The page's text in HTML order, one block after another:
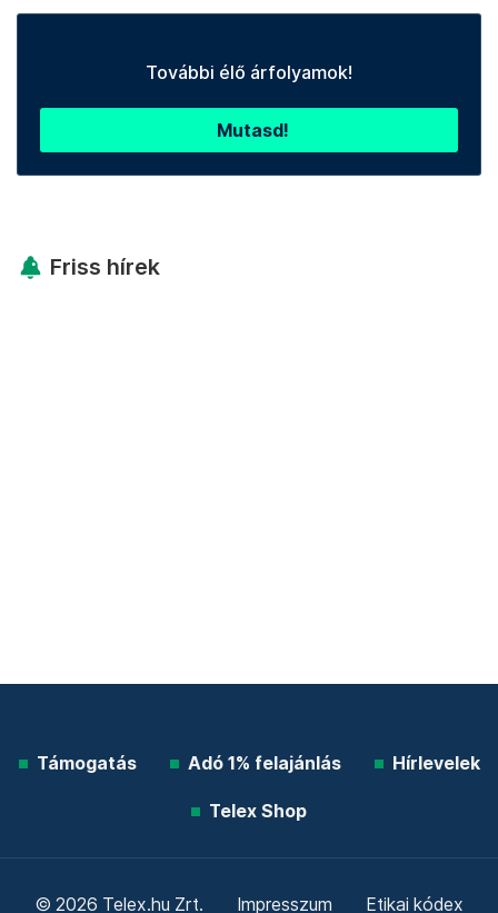
További élő árfolyamok!
Mutasd!
Friss hírek
Támogatás Adó 1% felajánlás Hírlevelek
Telex Shop
© 2026 Telex.hu Zrt. Impresszum Etikai kódex